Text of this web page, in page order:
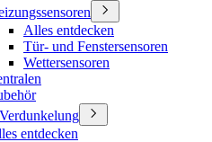
Alles entdecken
Tür- und Fenstersensoren
Wettersensoren
entdecken